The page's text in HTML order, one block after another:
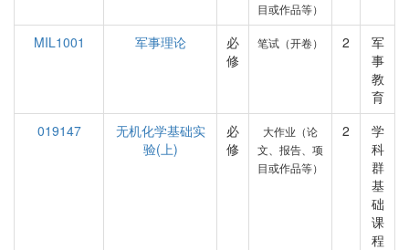
目或作品等）
MIL1001 军事理论
必
修
笔试（开卷） 2
军
事
教
育
019147
无机化学基础实
验(上)
必
修
大作业（论
文、报告、项
目或作品等）
2
学
科
群
基
础
课
程